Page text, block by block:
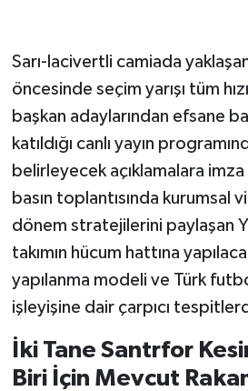
Sarı-lacivertli camiada
öncesinde seçim yarışı tüm
başkan adaylarından efsane
katıldığı canlı yayın
belirleyecek açıklamalara
basın toplantısında kurumsal
dönem stratejilerini paylaşan
takımın hücum hattına
yapılanma modeli ve Türk
işleyişine dair çarpıcı
İki Tane Santrfor
Biri İçin Mevcut